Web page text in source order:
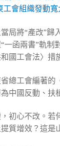
會組織發動寬
局將“產改”歸
一函兩書”軌
和國工會法〉
總工會編著的
中國反動、扶
初心不改。若
質增效？這是